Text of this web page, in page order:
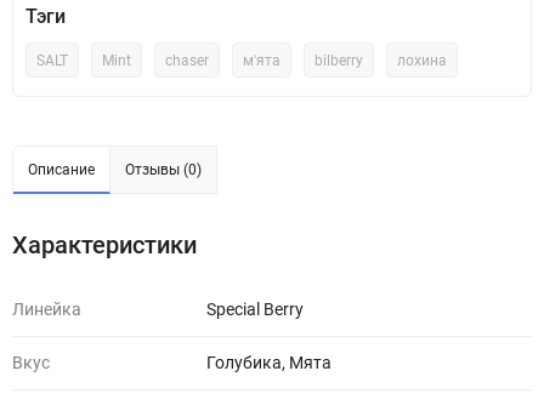
Тэги
SALT Mint chaser м'ята bilberry лохина
Описание Отзывы (0)
Характеристики
Линейка Special Berry
Вкус Голубика, Мята